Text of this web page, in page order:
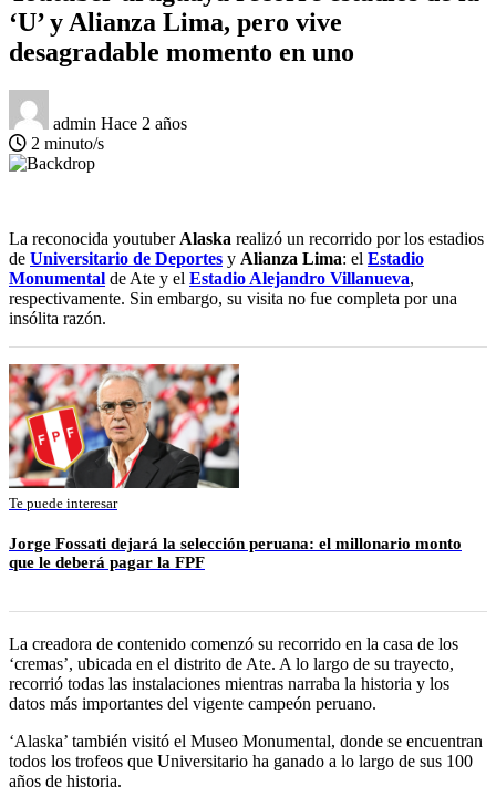
‘U’ y Alianza Lima, pero vive
desagradable momento en uno
admin Hace 2 años
2 minuto/s
La reconocida youtuber Alaska realizó un recorrido por los estadios
de Universitario de Deportes y Alianza Lima: el Estadio
Monumental de Ate y el Estadio Alejandro Villanueva,
respectivamente. Sin embargo, su visita no fue completa por una
insólita razón.
Te puede interesar
Jorge Fossati dejará la selección peruana: el millonario monto
que le deberá pagar la FPF
La creadora de contenido comenzó su recorrido en la casa de los
‘cremas’, ubicada en el distrito de Ate. A lo largo de su trayecto,
recorrió todas las instalaciones mientras narraba la historia y los
datos más importantes del vigente campeón peruano.
‘Alaska’ también visitó el Museo Monumental, donde se encuentran
todos los trofeos que Universitario ha ganado a lo largo de sus 100
años de historia.